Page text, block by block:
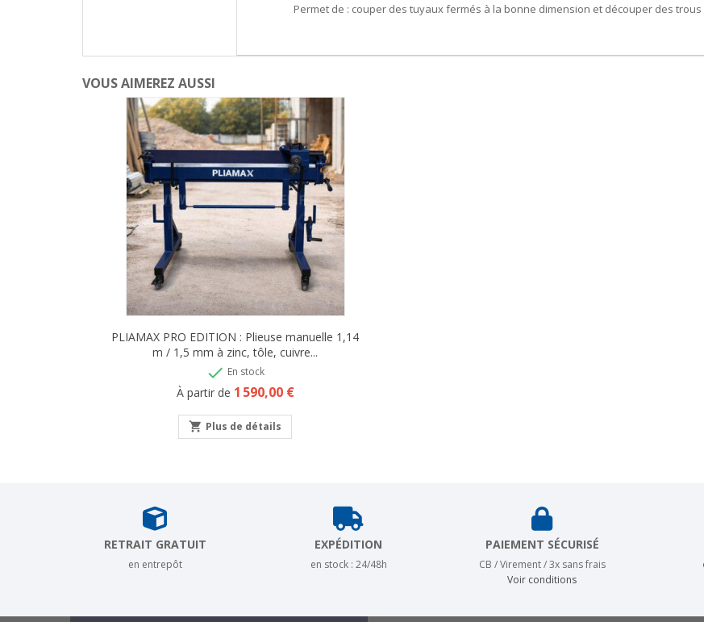
Permet de : couper des tuyaux fermés à la bonne dimension et découper des
VOUS AIMEREZ AUSSI
PLIAMAX PRO EDITION : Plieuse manuelle 1,14
m / 1,5 mm à zinc, tôle, cuivre...
 En stock
Prix
À partir de 1 590,00 €
shopping_cart Plus de détails
RETRAIT GRATUIT
en entrepôt
EXPÉDITION
en stock : 24/48h
PAIEMENT SÉCURISÉ
CB / Virement / 3x sans frais
Voir conditions